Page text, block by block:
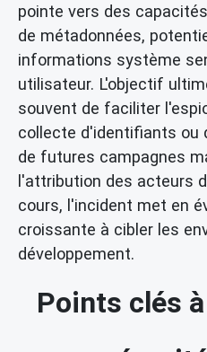
pointe vers des
de métadonnées,
informations système
utilisateur. L'objectif
souvent de faciliter
collecte d'identifiants ou
de futures campagnes
l'attribution des acteurs
cours, l'incident met en
croissante à cibler les
développement.
Points clés